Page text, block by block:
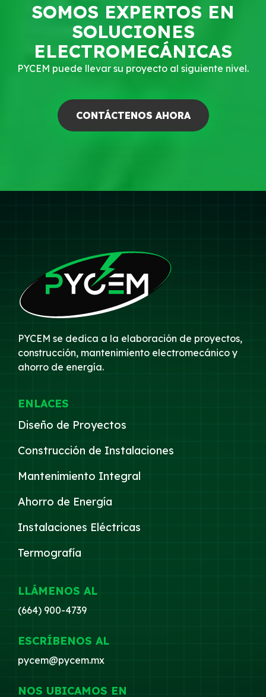
SOMOS EXPERTOS EN
SOLUCIONES
ELECTROMECÁNICAS
PYCEM puede llevar su proyecto al siguiente nivel.
CONTÁCTENOS AHORA
PYCEM se dedica a la elaboración de proyectos,
construcción, mantenimiento electromecánico y
ahorro de energía.
ENLACES
Diseño de Proyectos
Construcción de Instalaciones
Mantenimiento Integral
Ahorro de Energía
Instalaciones Eléctricas
Termografía
LLÁMENOS AL
(664) 900-4739
ESCRÍBENOS AL
pycem@pycem.mx
NOS UBICAMOS EN